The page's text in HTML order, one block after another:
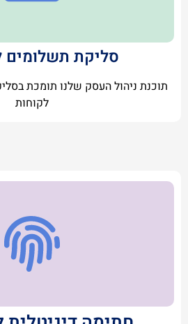
סליקת תשלומים
תוכנת ניהול העסק שלנו תומכת
לקוחות